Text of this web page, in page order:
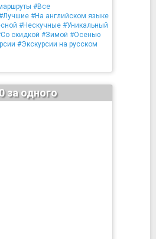
#Все
#На английском языке
#Нескучные #Уникальный
скидкой #Зимой #Осенью
#Экскурсии на русском
за одного